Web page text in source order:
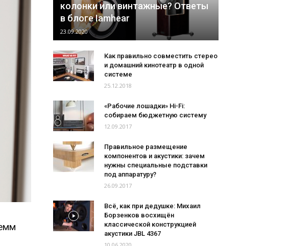
колонки или винтажные? Ответы
в блоге Iamhear
23.09.2020
Как правильно совместить стерео
и домашний кинотеатр в одной
системе
25.12.2018
«Рабочие лошадки» Hi-Fi:
собираем бюджетную систему
12.09.2017
Правильное размещение
компонентов и акустики: зачем
нужны специальные подставки
под аппаратуру?
26.09.2017
Всё, как при дедушке: Михаил
Борзенков восхищён
классической конструкцией
акустики JBL 4367